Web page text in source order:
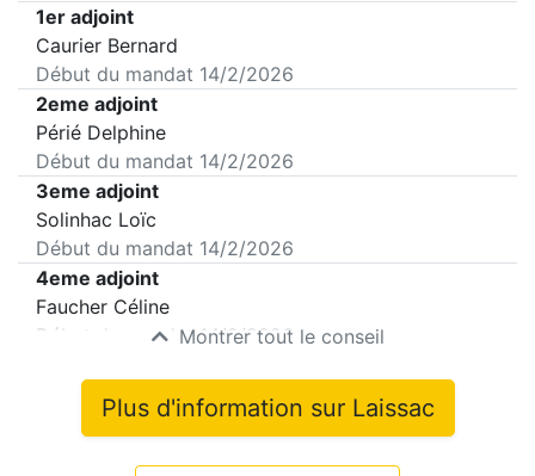
1er adjoint
Caurier Bernard
Début du mandat 14/2/2026
2eme adjoint
Périé Delphine
Début du mandat 14/2/2026
3eme adjoint
Solinhac Loïc
Début du mandat 14/2/2026
4eme adjoint
Faucher Céline
Début du mandat14/2/2026
Montrer tout le conseil
Plus d'information sur Laissac